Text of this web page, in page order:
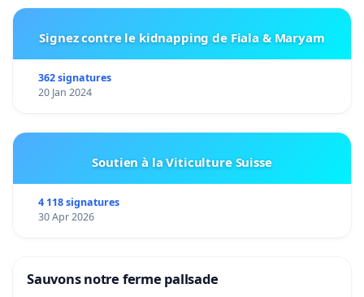
Signez contre le kidnapping de Fiala & Maryam
362 signatures
20 Jan 2024
Soutien à la Viticulture Suisse
4 118 signatures
30 Apr 2026
Sauvons notre ferme pallsade